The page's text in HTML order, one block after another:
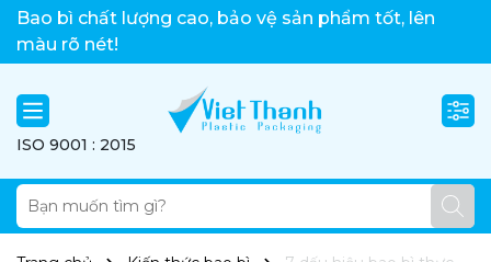
Việt Thành xin chào!
Bao bì chất lượng cao, bảo vệ sản phẩm tốt, lên
màu rõ nét!
ISO 9001 : 2015